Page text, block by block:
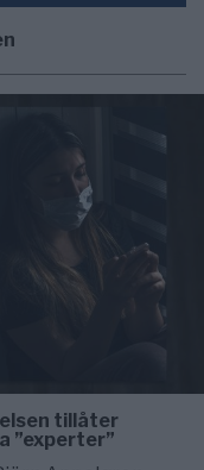
tillåter
”experter”